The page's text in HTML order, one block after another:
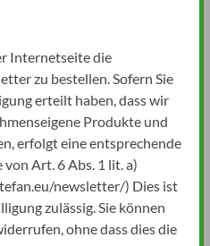
Internetseite die
zu bestellen. Sofern Sie
erteilt haben, dass wir
Produkte und
erfolgt eine entsprechende
Art. 6 Abs. 1 lit. a)
newsletter/) Dies ist
zulässig. Sie können
ohne dass dies die